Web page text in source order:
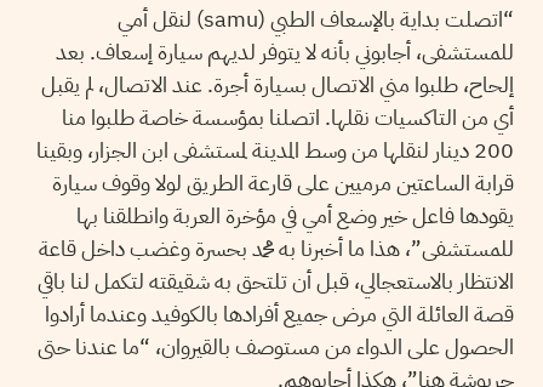
“اتصلت بداية بالإسعاف الطبي (samu) لنقل أمي
للمستشفى، أجابوني بأنه لا يتوفر لديهم سيارة إسعاف. بعد
إلحاح، طلبوا مني الاتصال بسيارة أجرة. عند الاتصال، لم يقبل
أي من التاكسيات نقلها. اتصلنا بمؤسسة خاصة طلبوا منا
200 دينار لنقلها من وسط المدينة لمستشفى ابن الجزار، وبقينا
قرابة الساعتين مرميين على قارعة الطريق لولا وقوف سيارة
يقودها فاعل خير وضع أمي في مؤخرة العربة وانطلقنا بها
للمستشفى”، هذا ما أخبرنا به محمد بحسرة وغضب داخل قاعة
الانتظار بالاستعجالي، قبل أن تلتحق به شقيقته لتكمل لنا باقي
قصة العائلة التي مرض جميع أفرادها بالكوفيد وعندما أرادوا
الحصول على الدواء من مستوصف بالقيروان، “ما عندنا حتى
حربوشة هنا”، هكذا أجابوهم.